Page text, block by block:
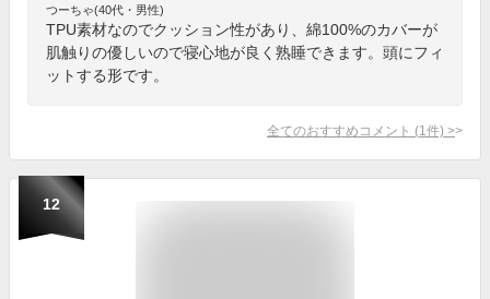
つーちゃ(40代・男性)
TPU素材なのでクッション性があり、綿100%のカバーが
肌触りの優しいので寝心地が良く熟睡できます。頭にフィ
ットする形です。
全てのおすすめコメント (1 件) >
12